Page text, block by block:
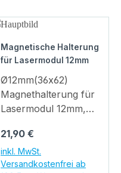
Befestigungsmöglichk
Standfuß ein
Durchgangsloch mit
Ø4,2mm. Die
Gesamthöhe der
Halterung beträgt 57
Lasermodule mit
Durchmesser 12mm.
Befestigung:
Magnetische Halterung
für Lasermodul 12mm
Ø12mm(36x62)
Magnethalterung für
Lasermodul 12mm,
Höhe 62mm,
Kunststoff Preiswerte
Halterung in
Regulärer Preis:
21,90 €
inkl. MwSt.
Versandkostenfrei ab